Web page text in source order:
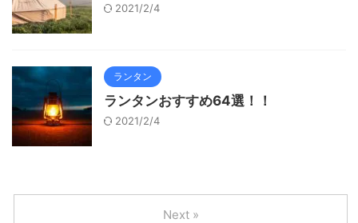
2021/2/4
ランタン
ランタンおすすめ64選！！
2021/2/4
Next »